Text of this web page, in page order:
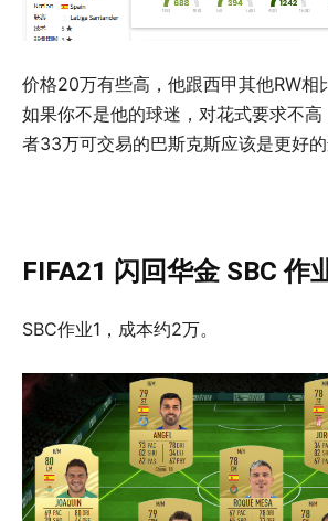
价格20万有些高，他跟西甲其他RW相
如果你不是他的球迷，对花式要求不
者33万可交易的巴斯克斯应该是更好的
FIFA21 闪回华金 SBC 作
SBC作业1，成本约2万。